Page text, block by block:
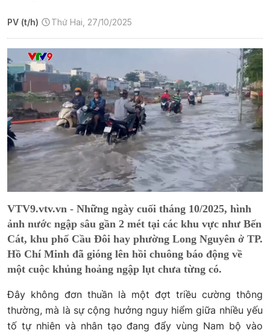
PV (t/h) Thứ Hai, 27/10/2025
VTV9.vtv.vn - Những ngày cuối tháng 10/2025, hình
ảnh nước ngập sâu gần 2 mét tại các khu vực như Bến
Cát, khu phố Cầu Đôi hay phường Long Nguyên ở TP.
Hồ Chí Minh đã gióng lên hồi chuông báo động về
một cuộc khủng hoảng ngập lụt chưa từng có.
Đây không đơn thuần là một đợt triều cường thông
thường, mà là sự cộng hưởng nguy hiểm giữa nhiều yếu
tố tự nhiên và nhân tạo đang đẩy vùng Nam bộ vào